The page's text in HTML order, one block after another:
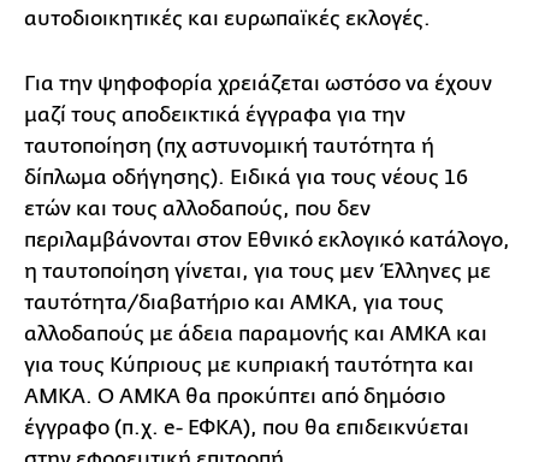
αυτοδιοικητικές και ευρωπαϊκές εκλογές.
Για την ψηφοφορία χρειάζεται ωστόσο να έχουν
μαζί τους αποδεικτικά έγγραφα για την
ταυτοποίηση (πχ αστυνομική ταυτότητα ή
δίπλωμα οδήγησης). Ειδικά για τους νέους 16
ετών και τους αλλοδαπούς, που δεν
περιλαμβάνονται στον Εθνικό εκλογικό κατάλογο,
η ταυτοποίηση γίνεται, για τους μεν Έλληνες με
ταυτότητα/διαβατήριο και ΑΜΚΑ, για τους
αλλοδαπούς με άδεια παραμονής και AMKA και
για τους Κύπριους με κυπριακή ταυτότητα και
ΑΜΚΑ. Ο ΑΜΚΑ θα προκύπτει από δημόσιο
έγγραφο (π.χ. e- ΕΦΚΑ), που θα επιδεικνύεται